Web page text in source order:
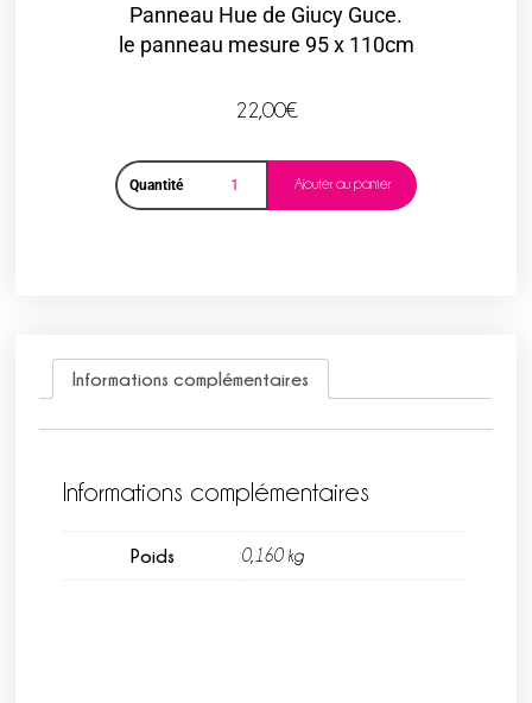
Panneau Hue de Giucy Guce.
le panneau mesure 95 x 110cm
22,00€
Quantité Ajouter au panier
Informations complémentaires
Informations complémentaires
Poids 0,160 kg